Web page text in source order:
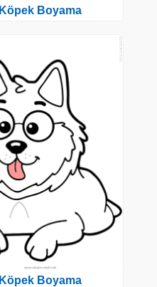
Köpek Boyama
Köpek Boyama